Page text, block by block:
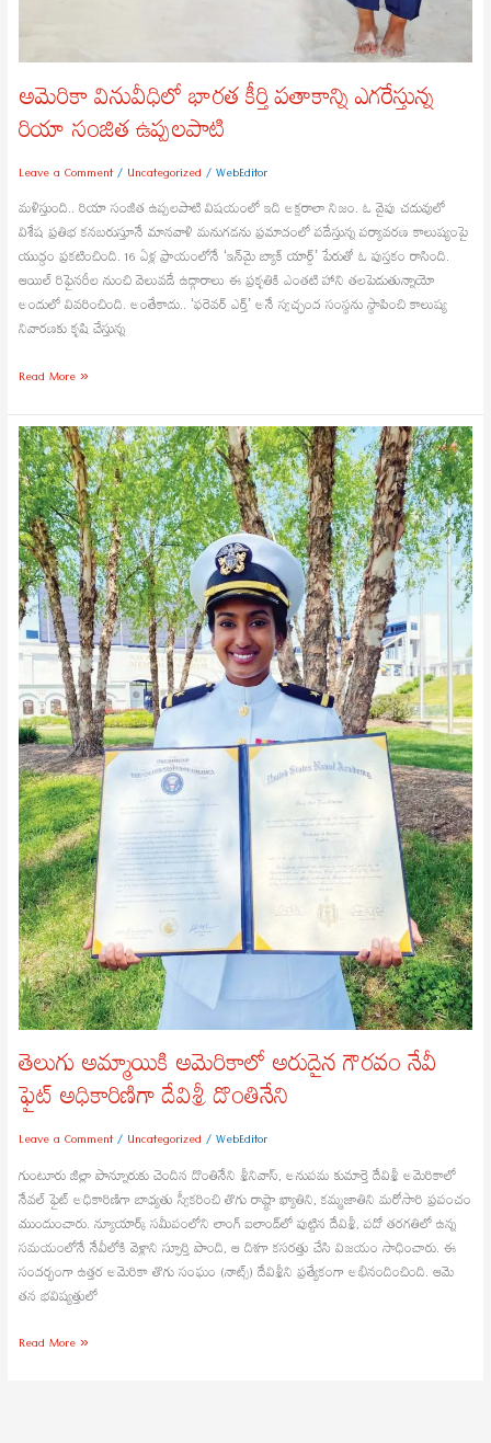
అమెరికా వినువీధిలో భారత కీర్తి పతాకాన్ని ఎగరేస్తున్న
రియా సంజిత ఉప్పలపాటి
Leave a Comment/ Uncategorized /WebEditor
మళిస్తుంది.. రియా సంజిత ఉప్పలపాటి విషయంలో ఇది అక్షరాలా నిజం. ఓ వైపు చదువులో
విశేష ప్రతిభ కనబరుస్తూనే మానవాళి మనుగడను ప్రమాదంలో పడేస్తున్న పర్యావరణ కాలుష్యంపై
యుద్ధం ప్రకటించింది. 16 ఏళ్ల ప్రాయంలోనే ‘ఇన్‌మై బ్యాక్ యార్డ్’ పేరుతో ఓ పుస్తకం రాసింది.
ఆయిల్ రిఫైనరీల నుంచి వెలువడే ఉద్గారాలు ఈ ప్రకృతికి ఎంతటి హాని తలపెడుతున్నాయో
అందులో వివరించింది. అంతేకాదు.. ‘ఫరెవర్ ఎర్త్’ అనే స్వచ్ఛంద సంస్థను స్థాపించి కాలుష్య
నివారణకు కృషి చేస్తున్న
Read More »
తెలుగు అమ్మాయికి అమెరికాలో అరుదైన గౌరవం నేవీ
ఫైట్‌ అధికారిణిగా దేవిశ్రీ దొంతినేని
Leave a Comment/ Uncategorized /WebEditor
గుంటూరు జిల్లా పొన్నూరుకు చెందిన దొంతినేని శ్రీనివాస్‌, అనుపమ కుమార్తె దేవిశ్రీ అమెరికాలో
నేవల్‌ ఫైట్‌ అధికారిణిగా బాధ్యతు స్వీకరించి తొగు రాష్ట్రా ఖ్యాతిని, కమ్మజాతిని మరోసారి ప్రపంచం
ముందుంచారు. న్యూయార్క్‌ సమీపంలోని లాంగ్‌ ఐలాండ్‌లో పుట్టిన దేవిశ్రీ, పదో తరగతిలో ఉన్న
సమయంలోనే నేవీలోకి వెళ్లాని స్ఫూర్తి పొంది, ఆ దిశగా కసరత్తు చేసి విజయం సాధించారు. ఈ
సందర్భంగా ఉత్తర అమెరికా తొగు సంఘం (నాట్స్‌) దేవిశ్రీని ప్రత్యేకంగా అభినందించింది. ఆమె
తన భవిష్యత్తులో
తెలుగు
అమ్మాయికి
అమెరికాలో
అరుదైన
గౌరవం
నేవీ
ఫైట్‌
అధికారిణిగా
దేవిశ్రీ
దొంతినేని
Read More »